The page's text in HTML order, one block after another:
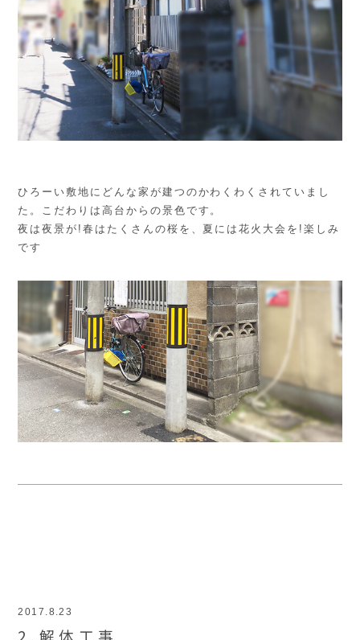
ひろーい敷地にどんな家が建つのかわくわくされていまし
た。こだわりは高台からの景色です。
夜は夜景が!春はたくさんの桜を、夏には花火大会を!楽しみ
です
2017.8.23